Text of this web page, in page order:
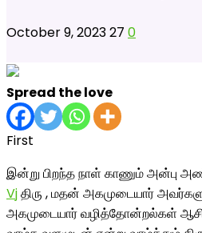
October 9, 202327 0
Spread the love
First
இன்று பிறந்த நாள் காணும் அன்பு
Vjதிரு , மதன் அகமுடையார்
அகமுடையார் வழித்தோன்றல்கள்